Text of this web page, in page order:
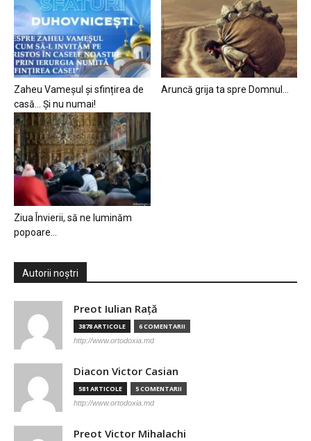
Zaheu Vameșul și sfințirea de
casă… Și nu numai!
Aruncă grija ta spre Domnul…
Ziua Învierii, să ne luminăm
popoare…
Autorii noștri
Preot Iulian Raţă
3878 ARTICOLE 6 COMENTARII
http://www.ortodoxia.md
Diacon Victor Casian
581 ARTICOLE 5 COMENTARII
http://www.ortodoxia.md
Preot Victor Mihalachi